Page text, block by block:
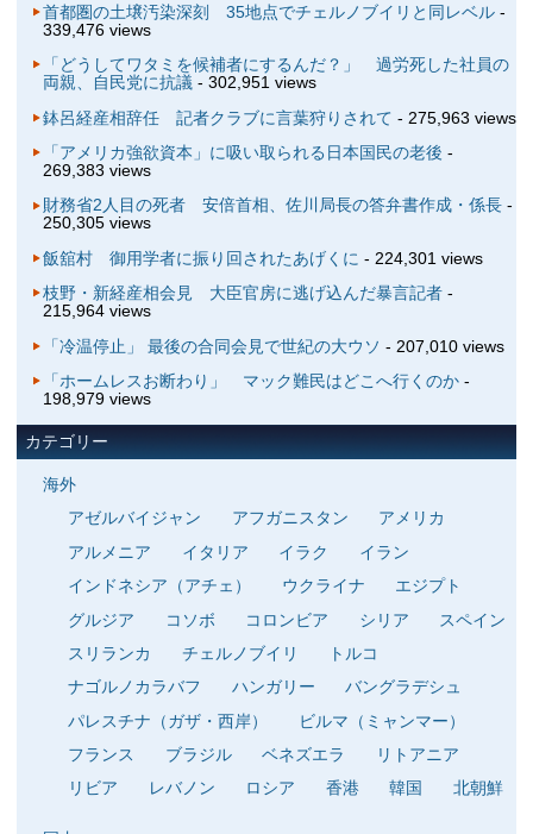
首都圏の土壌汚染深刻 35地点でチェルノブイリと同レベル-
339,476 views
「どうしてワタミを候補者にするんだ？」 過労死した社員の
両親、自民党に抗議- 302,951 views
鉢呂経産相辞任 記者クラブに言葉狩りされて - 275,963 views
「アメリカ強欲資本」に吸い取られる日本国民の老後 -
269,383 views
財務省2人目の死者 安倍首相、佐川局長の答弁書作成・係長-
250,305 views
飯舘村 御用学者に振り回されたあげくに - 224,301 views
枝野・新経産相会見 大臣官房に逃げ込んだ暴言記者-
215,964 views
「冷温停止」 最後の合同会見で世紀の大ウソ - 207,010 views
「ホームレスお断わり」 マック難民はどこへ行くのか-
198,979 views
カテゴリー
海外
アゼルバイジャン
アフガニスタン
アメリカ
アルメニア
イタリア イラク
イラン
インドネシア（アチェ）
ウクライナ
エジプト
グルジア
コソボ コロンビア シリア
スペイン
スリランカ
チェルノブイリ
トルコ
ナゴルノカラバフ
ハンガリー
バングラデシュ
パレスチナ（ガザ・西岸）
ビルマ（ミャンマー）
フランス
ブラジル ベネズエラ
リトアニア
リビア
レバノン ロシア 香港 韓国 北朝鮮